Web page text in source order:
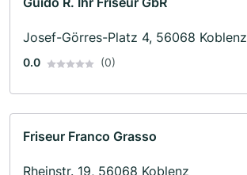
Josef-Görres-Platz 4, 56068 Koblenz
0.0 (0)
Friseur Franco Grasso
Rheinstr. 19, 56068 Koblenz